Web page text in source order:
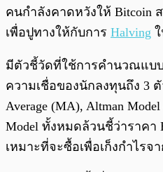
คนกำลังคาดหวังให้ Bitcoin
เพื่อปูทางให้กับการ Halving
มีตัวชี้วัดที่ใช้การคำนวณแบ
ความเชื่อของนักลงทุนถึง 3
Average (MA), Altman
Model ทั้งหมดล้วนชี้ว่าราคา
เหมาะที่จะซื้อเพื่อเก็งกำไรจ